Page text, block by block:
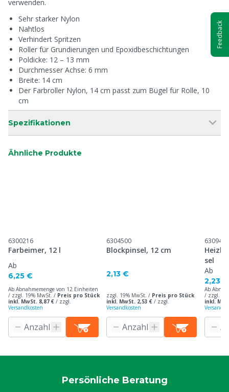
verwenden.
Sehr starker Nylon
Nahtlos
Verhindert Spritzen
Roller für Grundierungen und Epoxidbeschichtungen
Poldicke: 12 – 13 mm
Durchmesser Achse: 6 mm
Breite: 14 cm
Der Farbroller Nylon, 14 cm passt zum Bügel für Rolle, 10
cm
Spezifikationen
Ähnliche Produkte
6300216
Farbeimer, 12 l
Ab
6,25 €
Ab Abnahmemenge von 12 Einheiten
/ zzgl. 19% MwSt. / Preis pro Stück
inkl. MwSt. 8,87 € / zzgl.
Versandkosten
6304500
Blockpinsel, 12 cm
2,13 €
zzgl. 19% MwSt. / Preis pro Stück
inkl. MwSt. 2,53 € / zzgl.
Versandkosten
6309448
sel
Ab
2,23 €
Ab
/ zzgl.
inkl.
Persönliche Beratung
Feedback